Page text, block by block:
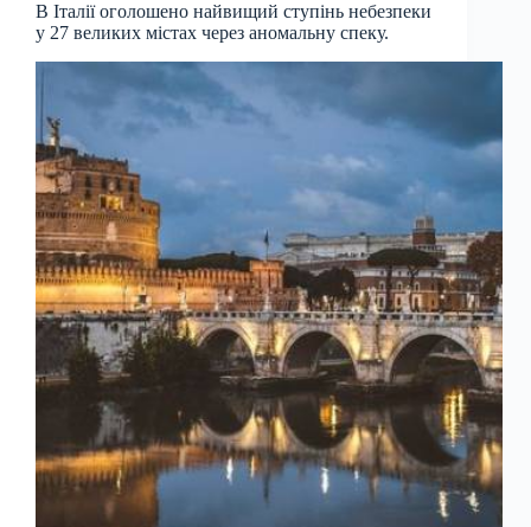
В Італії оголошено найвищий ступінь небезпеки
у 27 великих містах через аномальну спеку.